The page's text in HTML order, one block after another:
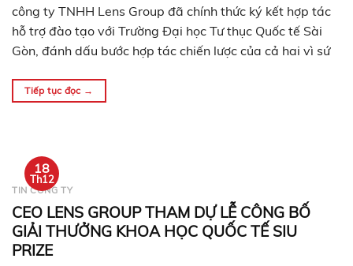
công ty TNHH Lens Group đã chính thức ký kết hợp tác
hỗ trợ đào tạo với Trường Đại học Tư thục Quốc tế Sài
Gòn, đánh dấu bước hợp tác chiến lược của cả hai vì sứ
Tiếp tục đọc →
18
Th12
TIN CÔNG TY
CEO LENS GROUP THAM DỰ LỄ CÔNG BỐ
GIẢI THƯỞNG KHOA HỌC QUỐC TẾ SIU
PRIZE